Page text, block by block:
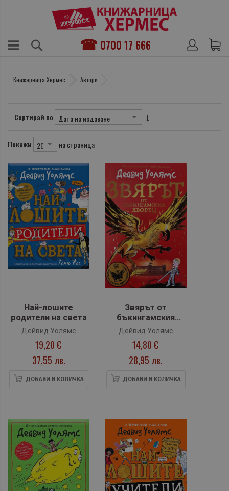
0700 17 666
Книжарница Хермес Автори
Сортирай по
Покажи на страница
Най-лошите
родители на света
Дейвид Уолямс
19,20 €
37,55 лв.
ДОБАВИ В КОЛИЧКА
Звярът от
бъкингамския
дворец
Дейвид Уолямс
14,80 €
28,95 лв.
ДОБАВИ В КОЛИЧКА